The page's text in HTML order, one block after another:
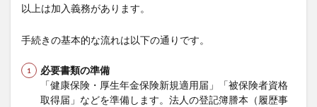
以上は加入義務があります。
手続きの基本的な流れは以下の通りです。
必要書類の準備
「健康保険・厚生年金保険新規適用届」「被保険者資格
取得届」などを準備します。法人の登記簿謄本（履歴事